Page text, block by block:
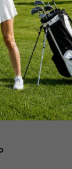
участках